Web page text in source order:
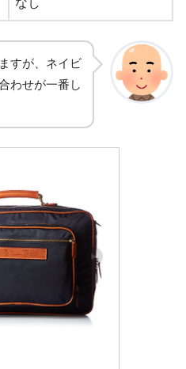
なし
すが、ネイビ
わせが一番し